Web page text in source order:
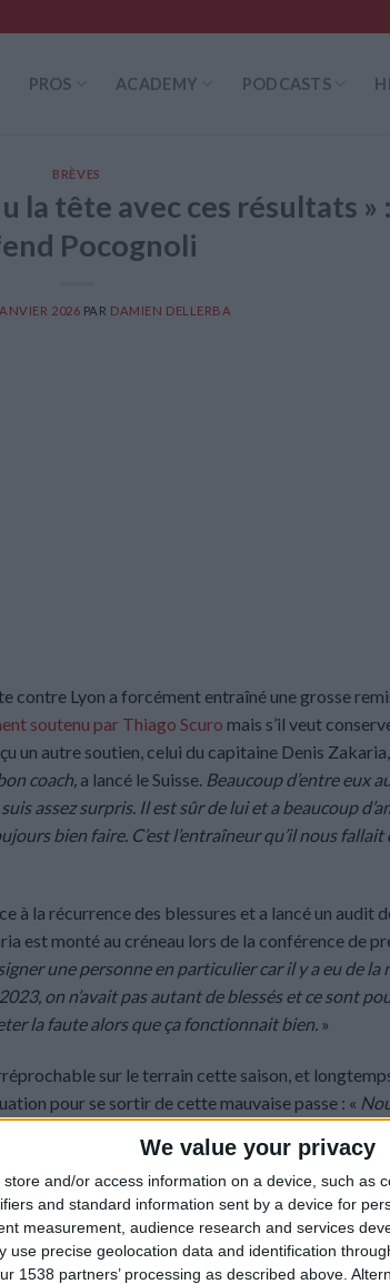
We value your privacy
store and/or access information on a device, such as
and standard information sent by a device for
measurement, audience research and services
use precise geolocation data and identification
1538 partners’ processing as described above.
PROS ACADEMY PODCASTS
BRÈVES
la tête avec ces résultats »
Pocognoli
2026 PAR DAMIEN DELLERBA
contre Lyon a forcément entraîné une grosse
soutenu par Thiago Scuro mais s’il veut
un autre soutien, celui du capitaine Denis
coach, a lancé le Suisse. Beaucoup d’entre eux
assez surpris. Il est sûr de lui et a beaucoup
bien faire. C’est l’entraîneur qu’il nous
à la récurrence des blessures et a lancé un audit
est monté au créneau lors de la conférence de
une personne en particulier car il y a eu de la
on n’avait pas autant de blessés et ce sont
la faute alors que ça fonctionnait bien. »
sur le terrain cette saison, et
pour se sortir de cette mauvaise passe : «
que ce n’est pas suffisant. Tout le groupe
on sait que nous ne sommes pas à notre place.
mais il y a une deuxième partie de saison pour